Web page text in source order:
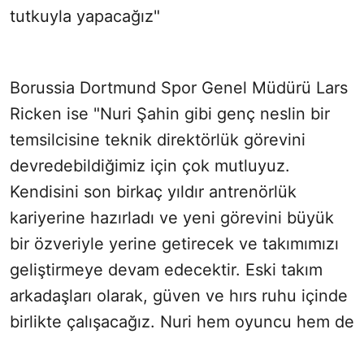
tutkuyla yapacağız"
Borussia Dortmund Spor Genel Müdürü Lars
Ricken ise "Nuri Şahin gibi genç neslin bir
temsilcisine teknik direktörlük görevini
devredebildiğimiz için çok mutluyuz.
Kendisini son birkaç yıldır antrenörlük
kariyerine hazırladı ve yeni görevini büyük
bir özveriyle yerine getirecek ve takımımızı
geliştirmeye devam edecektir. Eski takım
arkadaşları olarak, güven ve hırs ruhu içinde
birlikte çalışacağız. Nuri hem oyuncu hem de